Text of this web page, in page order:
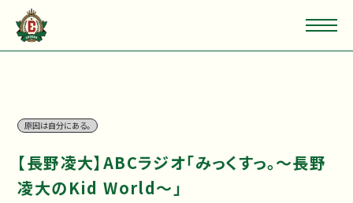
原因は自分にある。
【長野凌大】ABCラジオ「みっくすっ。～長野
凌大のKid World～」